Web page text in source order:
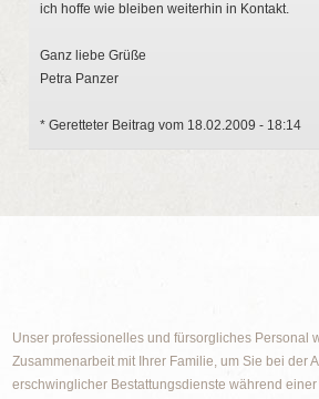
ich hoffe wie bleiben weiterhin in Kontakt.
Ganz liebe Grüße
Petra Panzer
* Geretteter Beitrag vom 18.02.2009 - 18:14
Unser professionelles und fürsorgliches Personal
Zusammenarbeit mit Ihrer Familie, um Sie bei der
erschwinglicher Bestattungsdienste während einer